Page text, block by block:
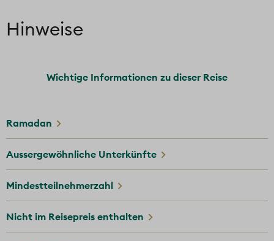
Römerstadt Jerash
1 Nacht im Wüstencamp in Wadi Rum
Strasse der Könige
Alle Leistungen gemäss Reiseverlauf
Hinweise
Wichtige Informationen zu dieser Reise
Ramadan
Aussergewöhnliche Unterkünfte
Mindestteilnehmerzahl
Nicht im Reisepreis enthalten